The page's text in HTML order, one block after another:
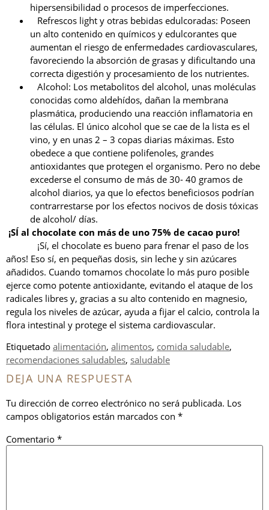
hipersensibilidad o procesos de imperfecciones.
Refrescos light y otras bebidas edulcoradas: Poseen
un alto contenido en químicos y edulcorantes que
aumentan el riesgo de enfermedades cardiovasculares,
favoreciendo la absorción de grasas y dificultando una
correcta digestión y procesamiento de los nutrientes.
Alcohol: Los metabolitos del alcohol, unas moléculas
conocidas como aldehídos, dañan la membrana
plasmática, produciendo una reacción inflamatoria en
las células. El único alcohol que se cae de la lista es el
vino, y en unas 2 – 3 copas diarias máximas. Esto
obedece a que contiene polifenoles, grandes
antioxidantes que protegen el organismo. Pero no debe
excederse el consumo de más de 30- 40 gramos de
alcohol diarios, ya que lo efectos beneficiosos podrían
contrarrestarse por los efectos nocivos de dosis tóxicas
de alcohol/ días.
¡SÍ al chocolate con más de uno 75% de cacao puro!
¡Sí, el chocolate es bueno para frenar el paso de los
años! Eso sí, en pequeñas dosis, sin leche y sin azúcares
añadidos. Cuando tomamos chocolate lo más puro posible
ejerce como potente antioxidante, evitando el ataque de los
radicales libres y, gracias a su alto contenido en magnesio,
regula los niveles de azúcar, ayuda a fijar el calcio, controla la
flora intestinal y protege el sistema cardiovascular.
Etiquetado alimentación, alimentos, comida saludable,
recomendaciones saludables, saludable
DEJA UNA RESPUESTA
Tu dirección de correo electrónico no será publicada. Los
campos obligatorios están marcados con *
Comentario *